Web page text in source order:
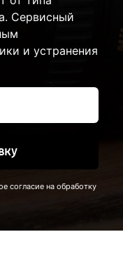
Сервисный
и устранения
согласие на обработку